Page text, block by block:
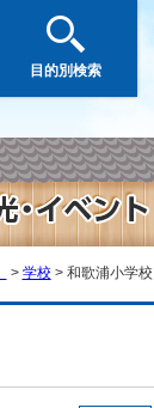
目的別検索
> 学校> 和歌浦小学校